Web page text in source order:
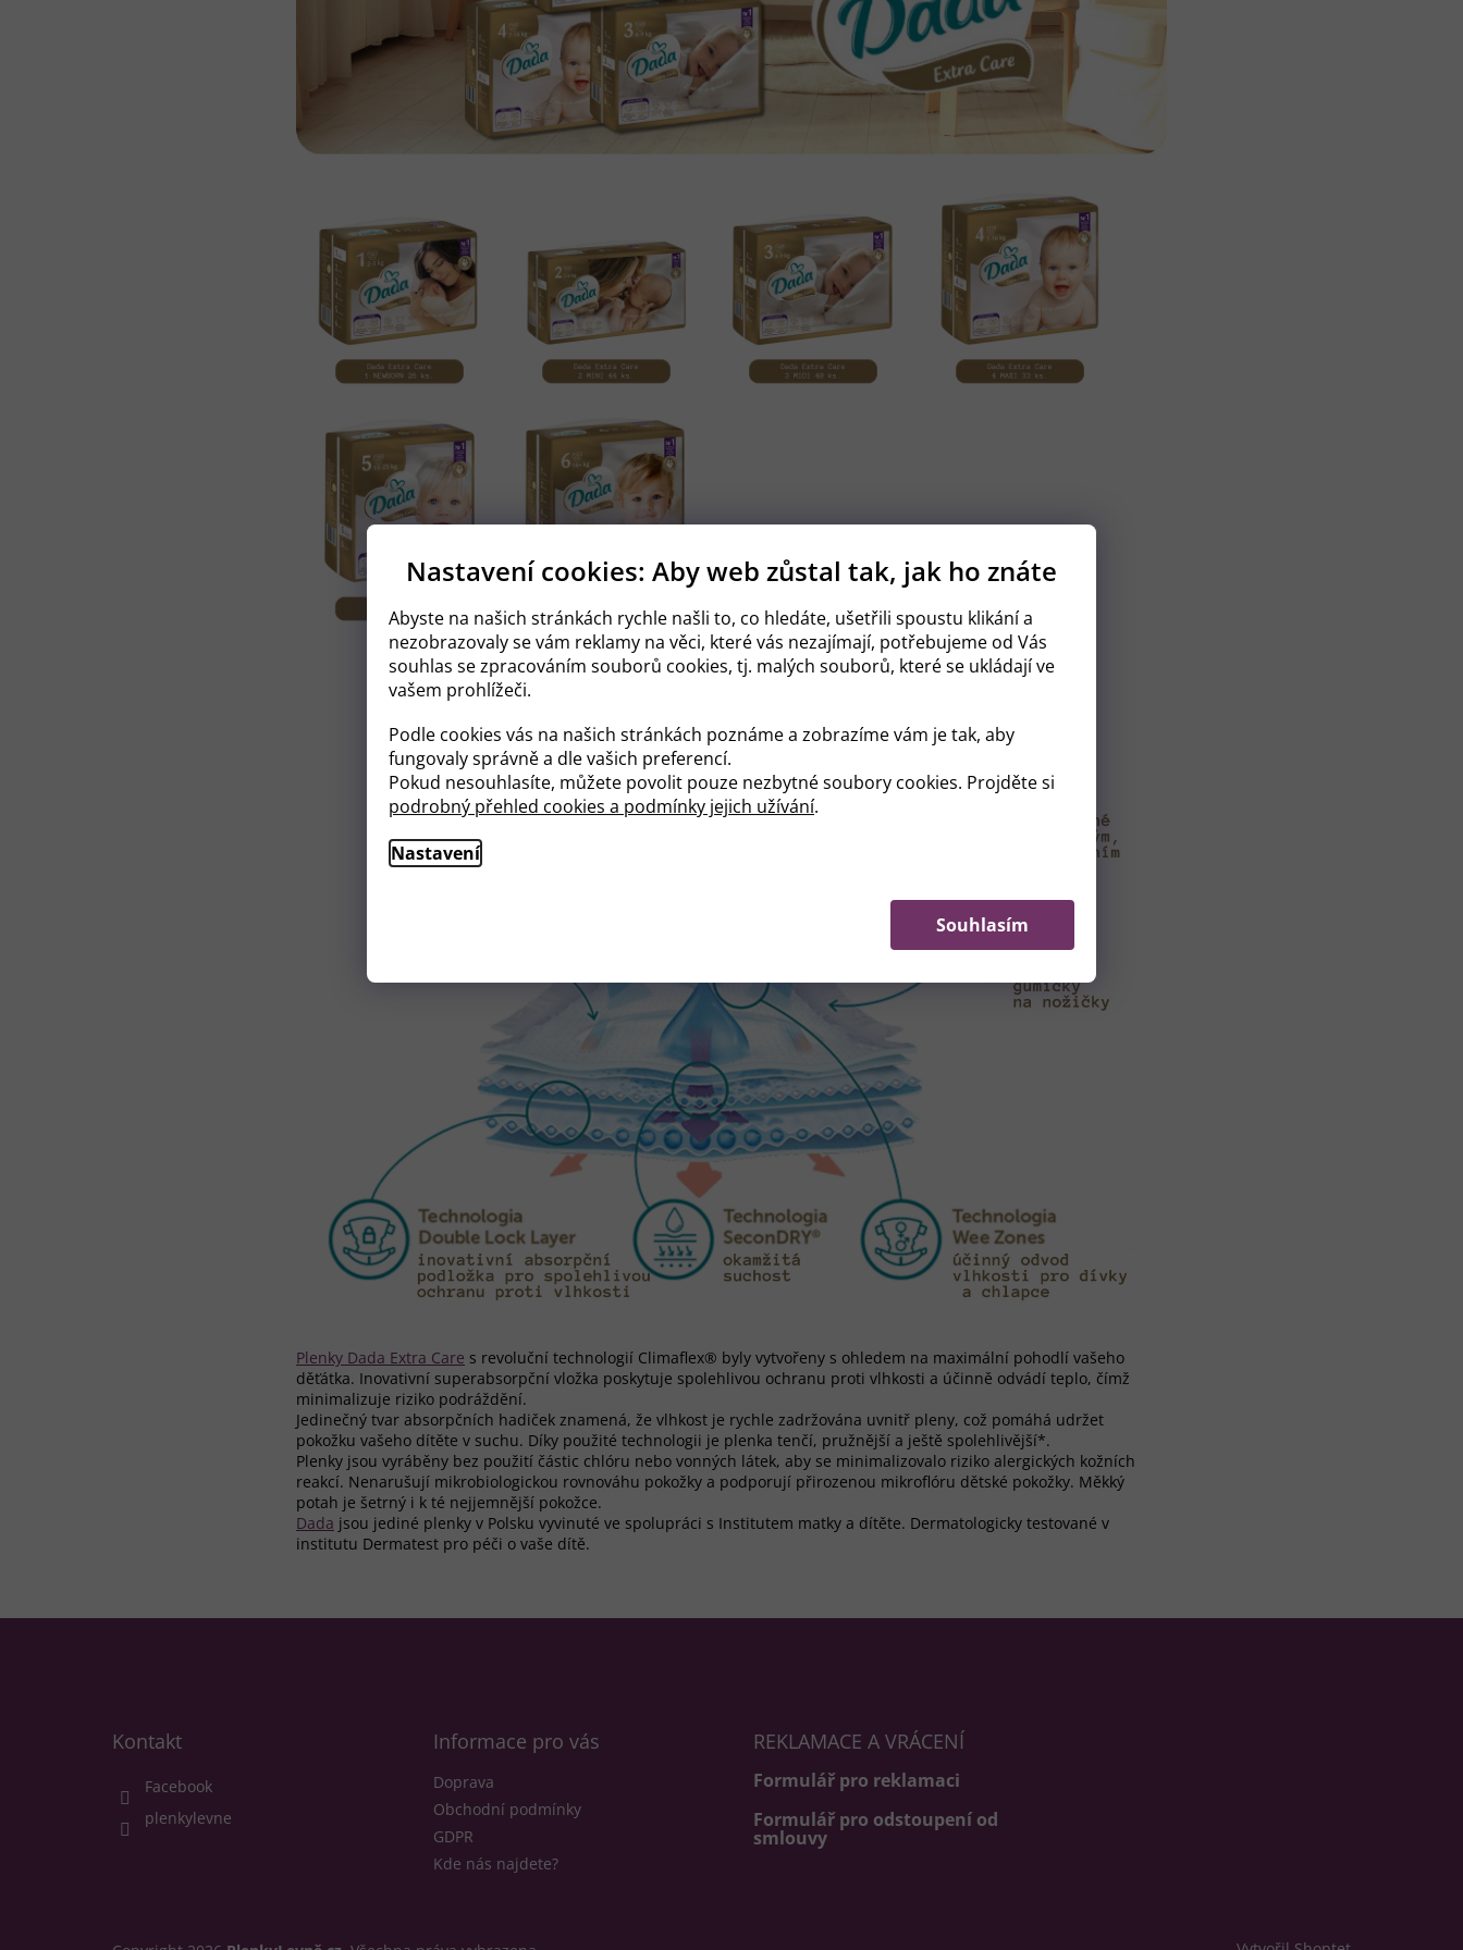
Nastavení cookies: Aby web zůstal tak, jak ho znáte
Abyste na našich stránkách rychle našli to, co hledáte, ušetřili spoustu klikání a
nezobrazovaly se vám reklamy na věci, které vás nezajímají, potřebujeme od Vás
souhlas se zpracováním souborů cookies, tj. malých souborů, které se ukládají ve
vašem prohlížeči.
Podle cookies vás na našich stránkách poznáme a zobrazíme vám je tak, aby
fungovaly správně a dle vašich preferencí.
Pokud nesouhlasíte, můžete povolit pouze nezbytné soubory cookies. Projděte si
podrobný přehled cookies a podmínky jejich užívání.
Nastavení
Souhlasím
Plenky Dada Extra Care s revoluční technologií Climaflex® byly vytvořeny s ohledem na maximální pohodlí vašeho
děťátka. Inovativní superabsorpční vložka poskytuje spolehlivou ochranu proti vlhkosti a účinně odvádí teplo, čímž
minimalizuje riziko podráždění.
Jedinečný tvar absorpčních hadiček znamená, že vlhkost je rychle zadržována uvnitř pleny, což pomáhá udržet
pokožku vašeho dítěte v suchu. Díky použité technologii je plenka tenčí, pružnější a ještě spolehlivější*.
Plenky jsou vyráběny bez použití částic chlóru nebo vonných látek, aby se minimalizovalo riziko alergických kožních
reakcí. Nenarušují mikrobiologickou rovnováhu pokožky a podporují přirozenou mikroflóru dětské pokožky. Měkký
potah je šetrný i k té nejjemnější pokožce.
Dada jsou jediné plenky v Polsku vyvinuté ve spolupráci s Institutem matky a dítěte. Dermatologicky testované v
institutu Dermatest pro péči o vaše dítě.
Z
Kontakt
Facebook
plenkylevne
Informace pro vás
Doprava
Obchodní podmínky
GDPR
Kde nás najdete?
REKLAMACE A VRÁCENÍ
Formulář pro reklamaci
Formulář pro odstoupení od
smlouvy